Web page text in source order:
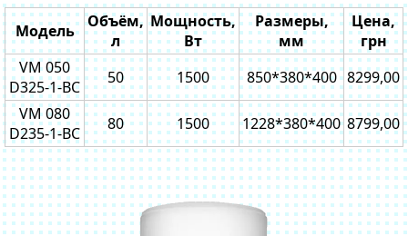
Модель
Объём,
л
Мощность,
Вт
Размеры,
мм
Цена,
грн
VM 050
D325-1-BC
50 1500 850*380*400 8299,00
VM 080
D235-1-BC
80 1500 1228*380*400 8799,00